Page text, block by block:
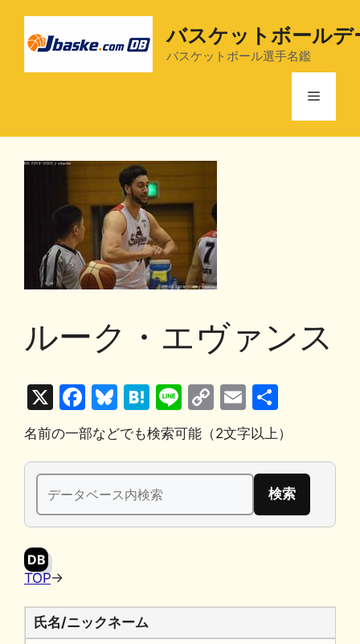
バスケットボールデ
バスケットボール選手名鑑
メ
ルーク・エヴァンス
X
F
a
c
e
b
o
Bl
u
e
s
k
y
H
at
e
n
a
Li
n
e
C
o
p
y
n
E
m
ai
l
有
名前の一部などでも検索可能（2文字以上）
検
索:
DB
TOP→
氏名/ニックネーム